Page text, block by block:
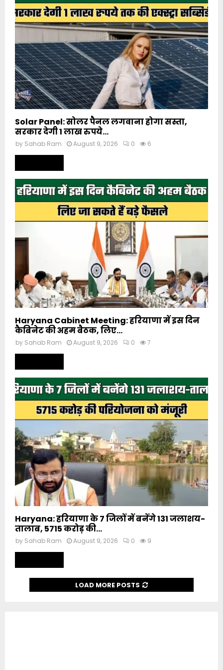
Solar Panel: सोलर पैनल लगवाना होगा सस्ता,
सरकार देगी 1 लाख रुपये...
by Sahab Ram August 9, 2026 0 6
Haryana Cabinet Meeting: हरियाणा में इस दिन
कैबिनेट की अहम बैठक, लिए...
by Sahab Ram August 9, 2026 0 7
Haryana: हरियाणा के 7 जिलों में बनेंगे 131 जलाशय-
तालाब, 5715 करोड़ की...
by Sahab Ram August 9, 2026 0 9
LOAD MORE POSTS